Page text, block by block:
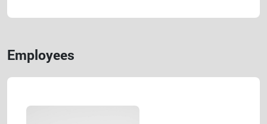
Employees